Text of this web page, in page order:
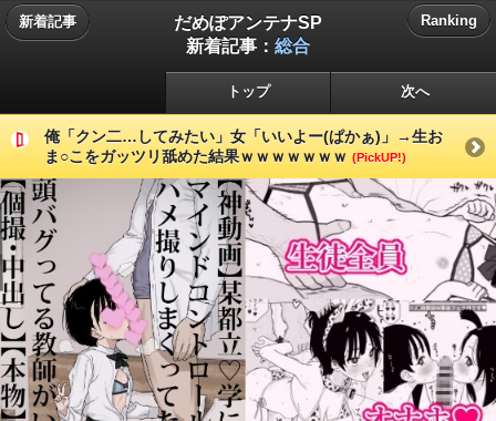
新着記事
だめぽアンテナSP
新着記事： 総合
Ranking
トップ 次へ
俺「クン二…してみたい」女「いいよー(ぱかぁ)」→生お
ま○こをガッツリ舐めた結果ｗｗｗｗｗｗｗ (PickUP!)